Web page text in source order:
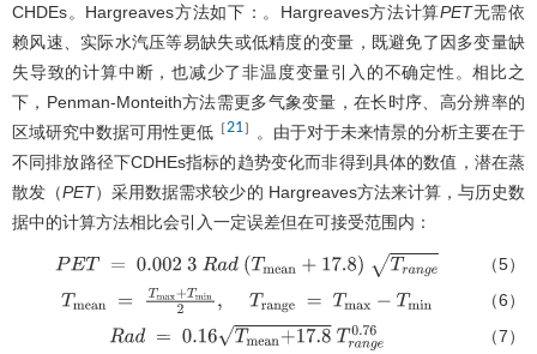
CHDEs。Hargreaves方法如下：。Hargreaves方法计算PET无需依
赖风速、实际水汽压等易缺失或低精度的变量，既避免了因多变量缺
失导致的计算中断，也减少了非温度变量引入的不确定性。相比之
下，Penman-Monteith方法需更多气象变量，在长时序、高分辨率的
区域研究中数据可用性更低 ［21］
。由于对于未来情景的分析主要在于
不同排放路径下CDHEs指标的趋势变化而非得到具体的数值，潜在蒸
散发（PET）采用数据需求较少的 Hargreaves方法来计算，与历史数
据中的计算方法相比会引入一定误差但在可接受范围内：
P T 0.002 3 Rad Tmean+ 17.8 Tra nge （5）
T me an = Tmax+ min2, Tra nge = Tmax-
Tmin
（6）
R ad = 0.16Tmean+17.8 Trange0.76 （7）